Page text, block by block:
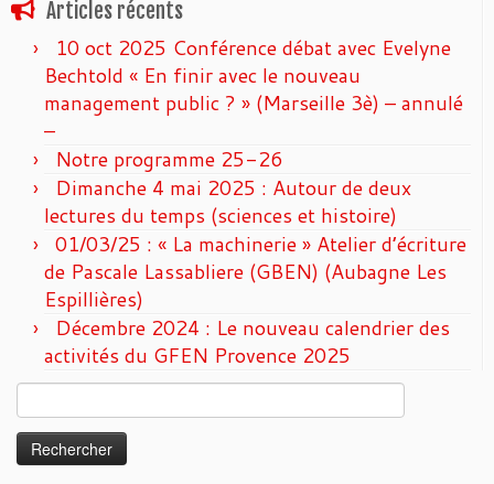
Articles récents
10 oct 2025 Conférence débat avec Evelyne
Bechtold « En finir avec le nouveau
management public ? » (Marseille 3è) – annulé
–
Notre programme 25-26
Dimanche 4 mai 2025 : Autour de deux
lectures du temps (sciences et histoire)
01/03/25 : « La machinerie » Atelier d’écriture
de Pascale Lassabliere (GBEN) (Aubagne Les
Espillières)
Décembre 2024 : Le nouveau calendrier des
activités du GFEN Provence 2025